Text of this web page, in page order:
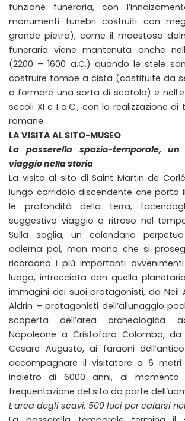
funzione funeraria, con
monumenti funebri costruiti con
grande pietra), come il maestoso
funeraria viene mantenuta anche
(2200 – 1600 a.C.) quando le stele
costruire tombe a cista (costituite da
a formare una sorta di scatola) e
secoli XI e I a.C., con la realizzazione
romane.
LA VISITA AL SITO-MUSEO
La passerella spazio-temporale, un
viaggio nella storia
La visita al sito di Saint Martin de
lungo corridoio discendente che porta
le profondità della terra,
suggestivo viaggio a ritroso nel
Sulla soglia, un calendario
odierna poi, man mano che si
ricordano i più importanti
luogo, intrecciata con quella
immagini dei suoi protagonisti, da Neil
Aldrin – protagonisti dell’allunaggio
scoperta dell’area archeologica
Napoleone a Cristoforo Colombo,
Cesare Augusto, ai faraoni
accompagnare il visitatore a 6
indietro di 6000 anni, al
frequentazione del sito da parte
L’area degli scavi, 500 luci per calarsi